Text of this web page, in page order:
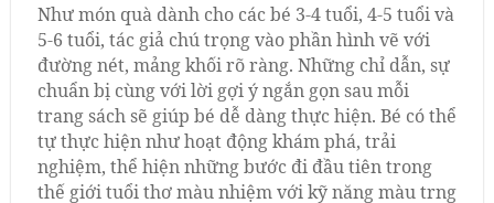
Như món quà dành cho các bé 3-4 tuổi, 4-5 tuổi và
5-6 tuổi, tác giả chú trọng vào phần hình vẽ với
đường nét, mảng khối rõ ràng. Những chỉ dẫn, sự
chuẩn bị cùng với lời gợi ý ngắn gọn sau mỗi
trang sách sẽ giúp bé dễ dàng thực hiện. Bé có thể
tự thực hiện như hoạt động khám phá, trải
nghiệm, thể hiện những bước đi đầu tiên trong
thế giới tuổi thơ màu nhiệm với kỹ năng màu trng